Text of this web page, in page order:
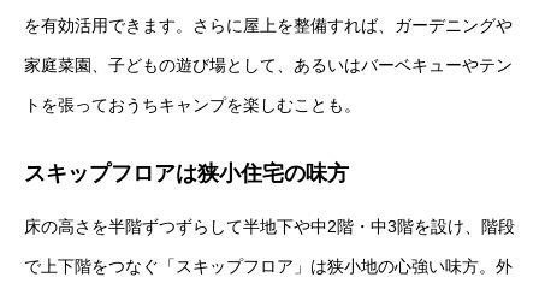
を有効活用できます。さらに屋上を整備すれば、ガーデニングや
家庭菜園、子どもの遊び場として、あるいはバーベキューやテン
トを張っておうちキャンプを楽しむことも。
スキップフロアは狭小住宅の味方
床の高さを半階ずつずらして半地下や中2階・中3階を設け、階段
で上下階をつなぐ「スキップフロア」は狭小地の心強い味方。外